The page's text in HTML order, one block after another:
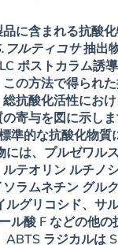
に含まれる抗酸
フルティコサ抽出
ポストカラム誘
の方法で得られ
総抗酸化活性にお
寄与を図に示しま
準的な抗酸化物
には、プルゼワル
ルテオリン ルチノ
ラムネチン グル
ルグリコシド、サ
ル酸 F などの他の
ABTS ラジカルは